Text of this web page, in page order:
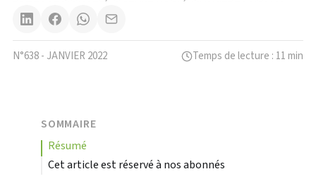
N°638 - JANVIER 2022 Temps de lecture : 11 min
SOMMAIRE
résumé
Cet article est réservé à nos abonnés